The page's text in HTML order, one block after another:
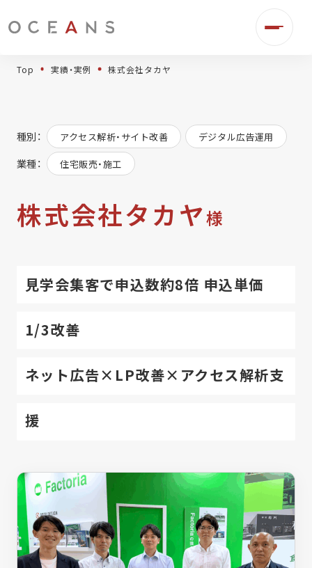
事業伴走
アクセス解析・サイト改善
デジタルマーケティング研修
Top 実績・実例 株式会社タカヤ
種別： アクセス解析・サイト改善 デジタル広告運用
業種： 住宅販売・施工
株式会社タカヤ様
見学会集客で申込数約8倍 申込単価
1/3改善
ネット広告×LP改善×アクセス解析支
援